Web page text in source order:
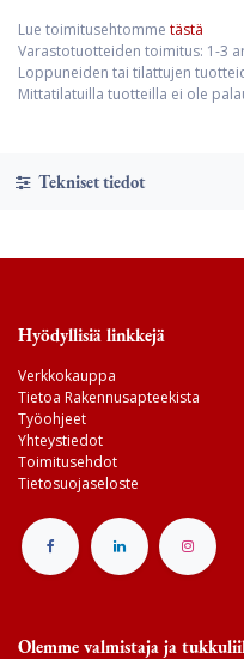
Lue toimitusehtomme tästä
Varastotuotteiden toimitus: 1-3
Loppuneiden tai tilattujen
Mittatilatuilla tuotteilla ei ole
Tekniset tiedot
Hyödyllisiä linkkejä
Verkkokauppa
Tietoa Rakennusapteekista
Työohjeet
Yhteystiedot
Toimitusehdot
Tietosuojaseloste
Olemme valmistaja ja